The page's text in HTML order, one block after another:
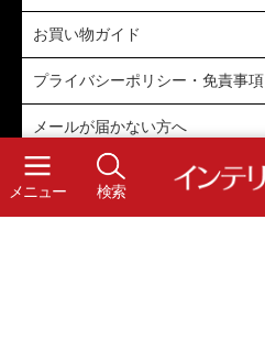
メニュー 検索
お買い物ガイド
プライバシーポリシー・免責事項
メールが届かない方へ
直営店「大日ベアーズ店」
採用情報